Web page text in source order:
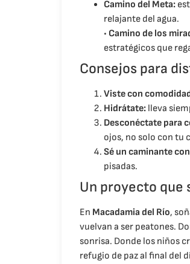
Camino del Meta:
relajante del agua.
• Camino de los
estratégicos que
Consejos para
Viste con
Hidrátate: lleva
Desconéctate para
ojos, no solo con tu
Sé un caminante
pisadas.
Un proyecto que
En Macadamia del Río,
vuelvan a ser peatones.
sonrisa. Donde los niños
refugio de paz al final del